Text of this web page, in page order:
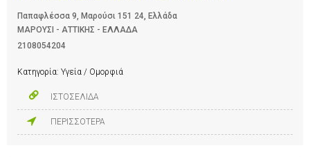
Παπαφλέσσα 9, Μαρούσι 151 24, Ελλάδα
ΜΑΡΟΥΣΙ - ΑΤΤΙΚΗΣ - ΕΛΛΑΔΑ
2108054204
Κατηγορία: Υγεία / Ομορφιά
ΙΣΤΟΣΕΛΙΔΑ
ΠΕΡΙΣΣΟΤΕΡΑ